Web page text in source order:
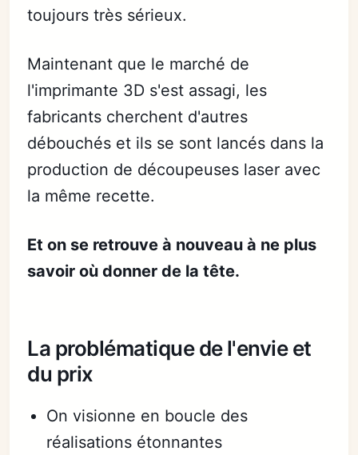
toujours très sérieux.
Maintenant que le marché de
l'imprimante 3D s'est assagi, les
fabricants cherchent d'autres
débouchés et ils se sont lancés dans la
production de découpeuses laser avec
la même recette.
Et on se retrouve à nouveau à ne plus
savoir où donner de la tête.
La problématique de l'envie et
du prix
On visionne en boucle des
réalisations étonnantes